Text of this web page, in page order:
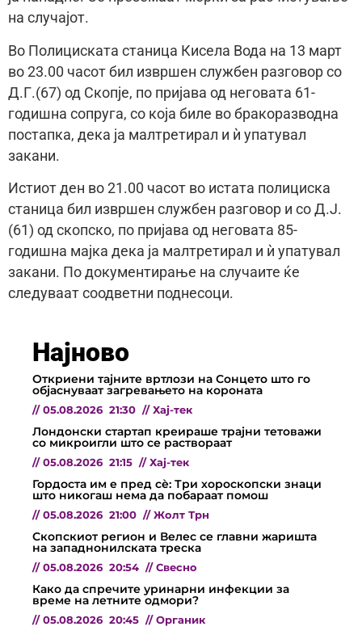
на случајот.
Во Полициската станица Кисела Вода на 13 март
во 23.00 часот бил извршен службен разговор со
Д.Г.(67) од Скопје, по пријава од неговата 61-
годишна сопруга, со која биле во бракоразводна
постапка, дека ја малтретирал и ѝ упатувал
закани.
Истиот ден во 21.00 часот во истата полициска
станица бил извршен службен разговор и со Д.Ј.
(61) од скопско, по пријава од неговата 85-
годишна мајка дека ја малтретирал и ѝ упатувал
закани. По документирање на случаите ќе
следуваат соодветни поднесоци.
Најново
Откриени тајните вртлози на Сонцето што го
објаснуваат загревањето на короната
// 05.08.2026 21:30 // Хај-тек
Лондонски стартап креираше трајни тетоважи
со микроигли што се раствораат
// 05.08.2026 21:15 // Хај-тек
Гордоста им е пред сѐ: Три хороскопски знаци
што никогаш нема да побараат помош
// 05.08.2026 21:00 // Жолт Трн
Скопскиот регион и Велес се главни жаришта
на западнонилската треска
// 05.08.2026 20:54 // Свесно
Како да спречите уринарни инфекции за
време на летните одмори?
// 05.08.2026 20:45 // Органик